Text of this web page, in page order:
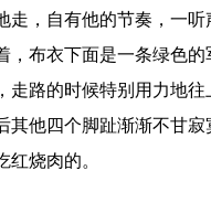
走，自有他的节奏，一
，布衣下面是一条绿色
走路的时候特别用力地
其他四个脚趾渐渐不甘
烧肉的。